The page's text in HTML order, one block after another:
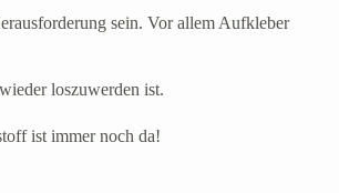
sein. Vor allem Aufkleber
loszuwerden ist.
ist immer noch da!